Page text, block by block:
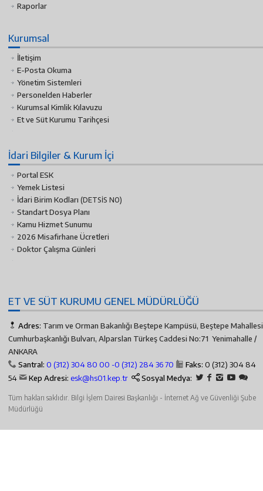
Raporlar
Kurumsal
İletişim
E-Posta Okuma
Yönetim Sistemleri
Personelden Haberler
Kurumsal Kimlik Kılavuzu
Et ve Süt Kurumu Tarihçesi
İdari Bilgiler & Kurum İçi
Portal ESK
Yemek Listesi
İdari Birim Kodları (DETSİS NO)
Standart Dosya Planı
Kamu Hizmet Sunumu
2026 Misafirhane Ücretleri
Doktor Çalışma Günleri
ET VE SÜT KURUMU GENEL MÜDÜRLÜĞÜ
Adres: Tarım ve Orman Bakanlığı Beştepe Kampüsü, Beştepe
Cumhurbaşkanlığı Bulvarı, Alparslan Türkeş Caddesi No:71 Yenimahalle /
ANKARA
Santral: 0 (312) 304 80 00 -0 (312) 284 36 70 Faks: 0 (312) 304 84
54
Kep Adresi: esk@hs01.kep.tr Sosyal Medya:
Tüm hakları saklıdır. Bilgi İşlem Dairesi Başkanlığı - İnternet Ağ ve Güvenliği Şube
Müdürlüğü